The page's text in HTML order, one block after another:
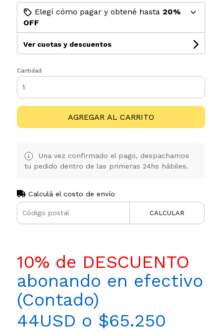
Elegí cómo pagar y obtené hasta 20%
OFF
Ver cuotas y descuentos
Cantidad
AGREGAR AL CARRITO
Una vez confirmado el pago, despachamos
tu pedido dentro de las primeras 24hs hábiles.
Calculá el costo de envío
CALCULAR
10% de DESCUENTO
abonando en efectivo
(Contado)
44USD o $65.250